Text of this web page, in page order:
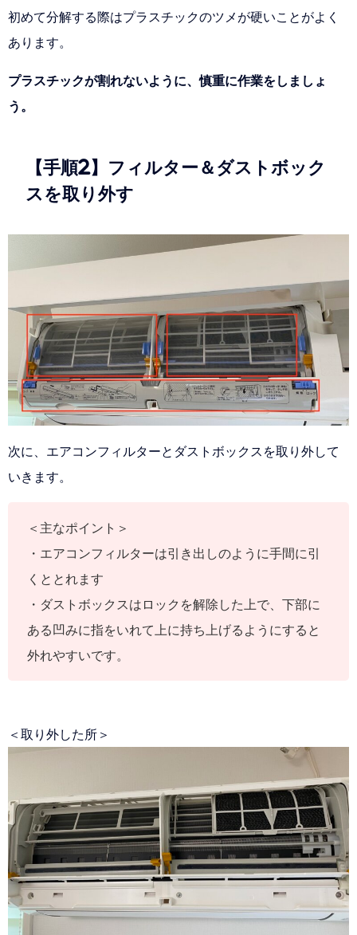
初めて分解する際はプラスチックのツメが硬いことがよく
あります。
プラスチックが割れないように、慎重に作業をしましょ
う。
【手順2】フィルター＆ダストボック
スを取り外す
次に、エアコンフィルターとダストボックスを取り外して
いきます。
＜主なポイント＞
・エアコンフィルターは引き出しのように手間に引
くととれます
・ダストボックスはロックを解除した上で、下部に
ある凹みに指をいれて上に持ち上げるようにすると
外れやすいです。
＜取り外した所＞